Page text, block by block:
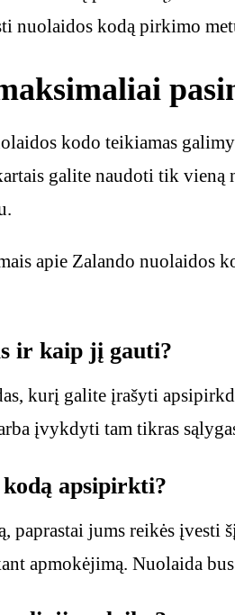
nuolaidos kodą pirkimo
kodo teikiamas
galite naudoti tik
apie Zalando
ir kaip jį gauti?
kurį galite įrašyti
įvykdyti tam tikras
apsipirkti?
paprastai jums reikės
apmokėjimą. Nuolaida